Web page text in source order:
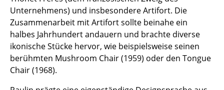
Barmöbel
Garderoben
Kleinaufbewahrung
Unternehmens) und insbesondere Artifort. Die
Zusammenarbeit mit Artifort sollte beinahe ein
halbes Jahrhundert andauern und brachte diverse
ikonische Stücke hervor, wie beispielsweise seinen
berühmten Mushroom Chair (1959) oder den Tongue
Chair (1968).